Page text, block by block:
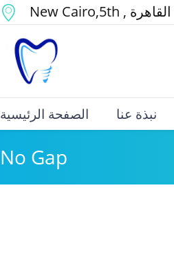
New Cairo,5th , القاهرة
الصفحة الرئيسية نبذة عنا
No Gap